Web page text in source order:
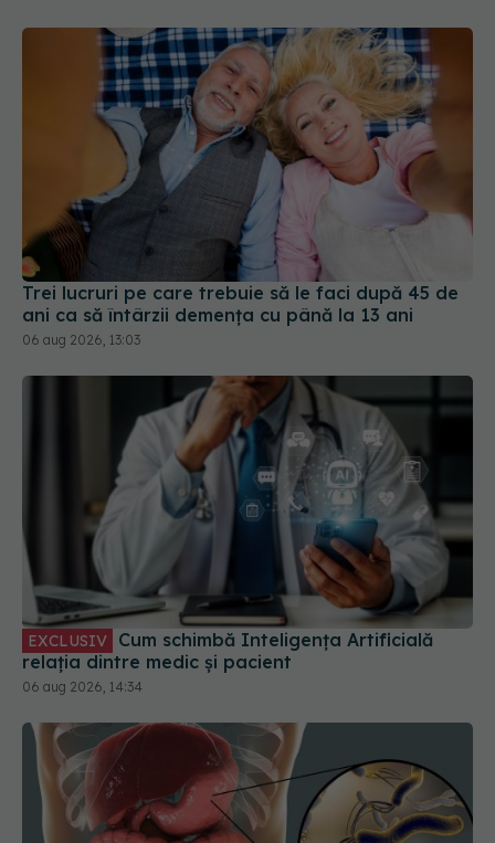
Trei lucruri pe care trebuie să le faci după 45 de
ani ca să întârzii demența cu până la 13 ani
06 aug 2026, 13:03
EXCLUSIV
relația dintre medic și pacient
06 aug 2026, 14:34